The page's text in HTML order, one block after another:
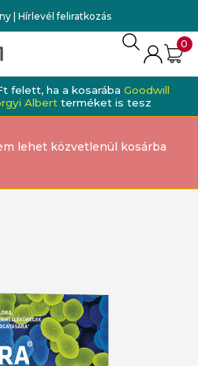
| Hírlevél feliratkozás
0
felett, ha a kosarába Goodwill
Albert terméket is tesz
lehet közvetlenül kosárba